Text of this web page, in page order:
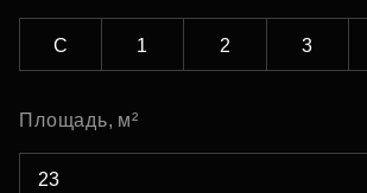
С 1 2 3
Площадь, м²